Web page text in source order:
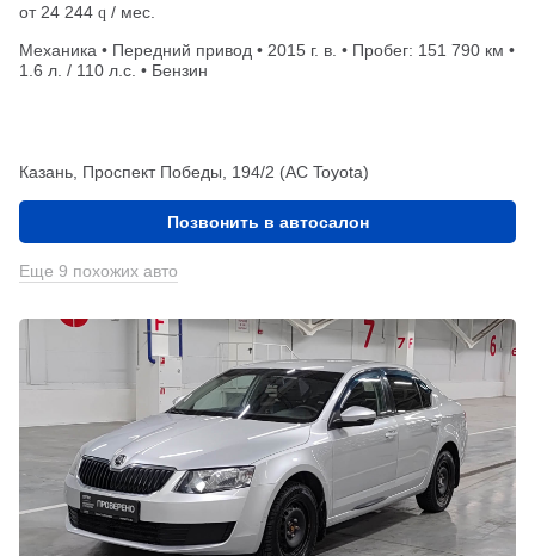
от 24 244 q / мес.
Механика • Передний привод • 2015 г. в. • Пробег: 151 790 км •
1.6 л. / 110 л.с. • Бензин
Казань, Проспект Победы, 194/2 (АС Toyota)
Позвонить в автосалон
Еще 9 похожих авто